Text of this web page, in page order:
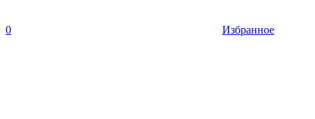
0 Избранное